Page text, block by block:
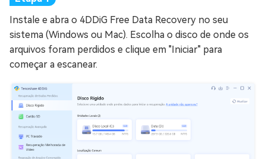
Instale e abra o 4DDiG Free Data Recovery no seu
sistema (Windows ou Mac). Escolha o disco de onde os
arquivos foram perdidos e clique em "Iniciar" para
começar a escanear.